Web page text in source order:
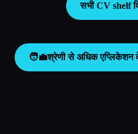
सभी CV shelf
🧑‍💼श्रेणी से अधिक